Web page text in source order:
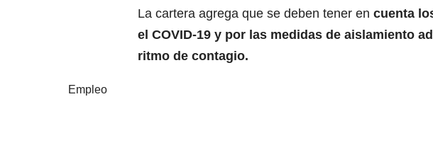
La cartera agrega que se deben tener en cuenta
el COVID-19 y por las medidas de aislamiento
ritmo de contagio.
Empleo